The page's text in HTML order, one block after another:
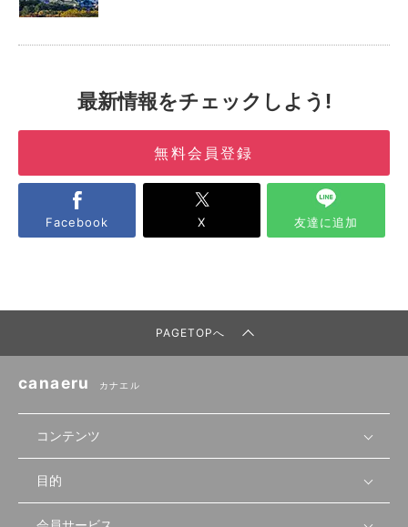
最新情報をチェックしよう!
無料会員登録
Facebook X 友達に追加
PAGETOPへ
canaeru カナエル
コンテンツ
無料開業相談
目的